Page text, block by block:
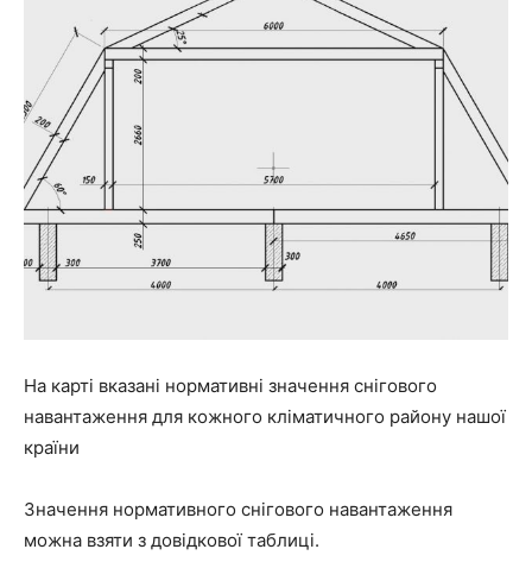
На карті вказані нормативні значення снігового
навантаження для кожного кліматичного району нашої
країни
Значення нормативного снігового навантаження
можна взяти з довідкової таблиці.